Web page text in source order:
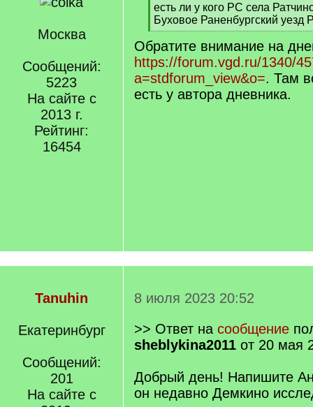
Москва
Сообщений:
5223
На сайте с
2013 г.
Рейтинг:
16454
[
q
]
есть ли у кого РС села
Буховое Раненбургский уезд
[
/
q
]
Обратите внимание на
https://forum.vgd.ru/1340/
a=stdforum_view&o=. Там
есть у автора дневника.
Tanuhin
Екатеринбург
Сообщений:
201
На сайте с
8 июля 2023 20:52
>> Ответ на сообщение
sheblykina2011 от 20 мая
Добрый день! Напишите
он недавно Демкино